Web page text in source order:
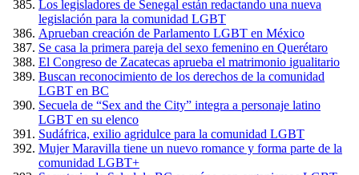
Los legisladores de Senegal están redactando una nueva
legislación para la comunidad LGBT
Aprueban creación de Parlamento LGBT en México
Se casa la primera pareja del sexo femenino en Querétaro
El Congreso de Zacatecas aprueba el matrimonio igualitario
Buscan reconocimiento de los derechos de la comunidad
LGBT en BC
Secuela de “Sex and the City” integra a personaje latino
LGBT en su elenco
Sudáfrica, exilio agridulce para la comunidad LGBT
Mujer Maravilla tiene un nuevo romance y forma parte de la
comunidad LGBT+